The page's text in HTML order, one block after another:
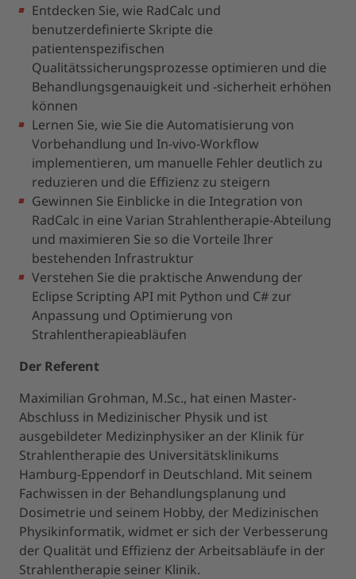
Entdecken Sie, wie RadCalc und
benutzerdefinierte Skripte die
patientenspezifischen
Qualitätssicherungsprozesse optimieren und die
Behandlungsgenauigkeit und -sicherheit erhöhen
können
Lernen Sie, wie Sie die Automatisierung von
Vorbehandlung und In-vivo-Workflow
implementieren, um manuelle Fehler deutlich zu
reduzieren und die Effizienz zu steigern
Gewinnen Sie Einblicke in die Integration von
RadCalc in eine Varian Strahlentherapie-Abteilung
und maximieren Sie so die Vorteile Ihrer
bestehenden Infrastruktur
Verstehen Sie die praktische Anwendung der
Eclipse Scripting API mit Python und C# zur
Anpassung und Optimierung von
Strahlentherapieabläufen
Der Referent
Maximilian Grohman, M.Sc., hat einen Master-
Abschluss in Medizinischer Physik und ist
ausgebildeter Medizinphysiker an der Klinik für
Strahlentherapie des Universitätsklinikums
Hamburg-Eppendorf in Deutschland. Mit seinem
Fachwissen in der Behandlungsplanung und
Dosimetrie und seinem Hobby, der Medizinischen
Physikinformatik, widmet er sich der Verbesserung
der Qualität und Effizienz der Arbeitsabläufe in der
Strahlentherapie seiner Klinik.